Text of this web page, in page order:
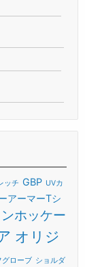
ッチ GBP UVカ
アーマーTシ
ホッケー
オリジ
グローブ ショルダ